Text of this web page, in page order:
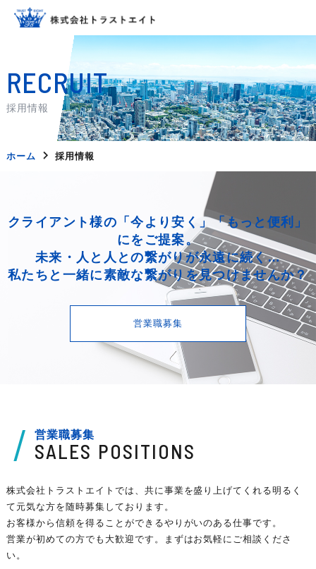
RECRUIT
採用情報
ホーム 採用情報
クライアント様の「今より安く」「もっと便利」
にをご提案。
未来・人と人との繋がりが永遠に続く…
私たちと一緒に素敵な繋がりを見つけませんか？
営業職募集
営業職募集
SALES POSITIONS
株式会社トラストエイトでは、共に事業を盛り上げてくれる明るく
て元気な方を随時募集しております。
お客様から信頼を得ることができるやりがいのある仕事です。
営業が初めての方でも大歓迎です。まずはお気軽にご相談くださ
い。